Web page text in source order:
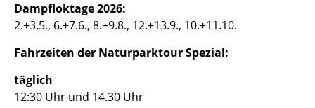
Dampfloktage 2026:
2.+3.5., 6.+7.6., 8.+9.8., 12.+13.9., 10.+11.10.
Fahrzeiten der Naturparktour Spezial:
täglich
12:30 Uhr und 14.30 Uhr